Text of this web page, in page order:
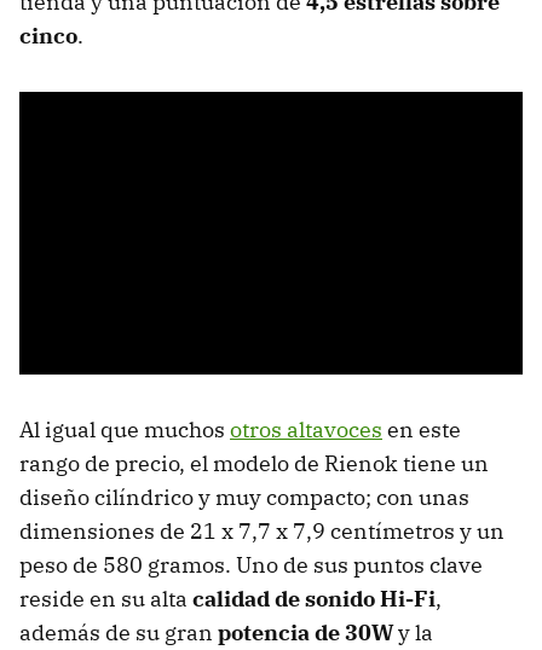
cinco.
Al igual que muchos otros altavoces en este
rango de precio, el modelo de Rienok tiene un
diseño cilíndrico y muy compacto; con unas
dimensiones de 21 x 7,7 x 7,9 centímetros y un
peso de 580 gramos. Uno de sus puntos clave
reside en su alta calidad de sonido Hi-Fi,
además de su gran potencia de 30Wy la